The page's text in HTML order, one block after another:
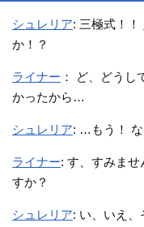
シュレリア: 三極式！！
か！？
ライナー ： ど、どう
かったから…
シュレリア: …もう！ な
ライナー: す、すみま
すか？
シュレリア: い、いえ